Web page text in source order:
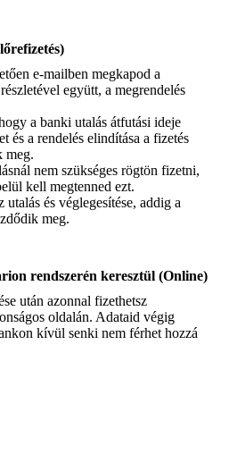
e-mailben megkapod a
együtt, a megrendelés
a banki utalás átfutási ideje
és a rendelés elindítása a fizetés
meg.
nem szükséges rögtön fizetni,
kell megtenned ezt.
és véglegesítése, addig a
meg.
rendszerén keresztül (Online)
után azonnal fizethetsz
oldalán. Adataid végig
kívül senki nem férhet hozzá